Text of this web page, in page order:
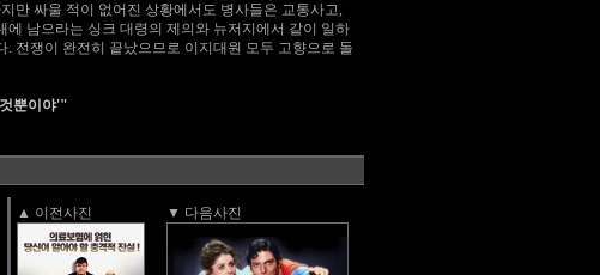
만 싸울 적이 없어진 상황에서도 병사들은 교통사고,
남으라는 싱크 대령의 제의와 뉴저지에서 같이 일하
전쟁이 완전히 끝났으므로 이지대원 모두 고향으로 돌
뿐이야'"
▲ 이전사진 ▼ 다음사진